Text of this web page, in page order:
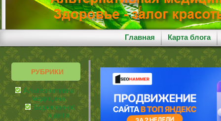
Главная Карта блога
РУБРИКИ
Альтернативная
медицина
Беременность
и дети